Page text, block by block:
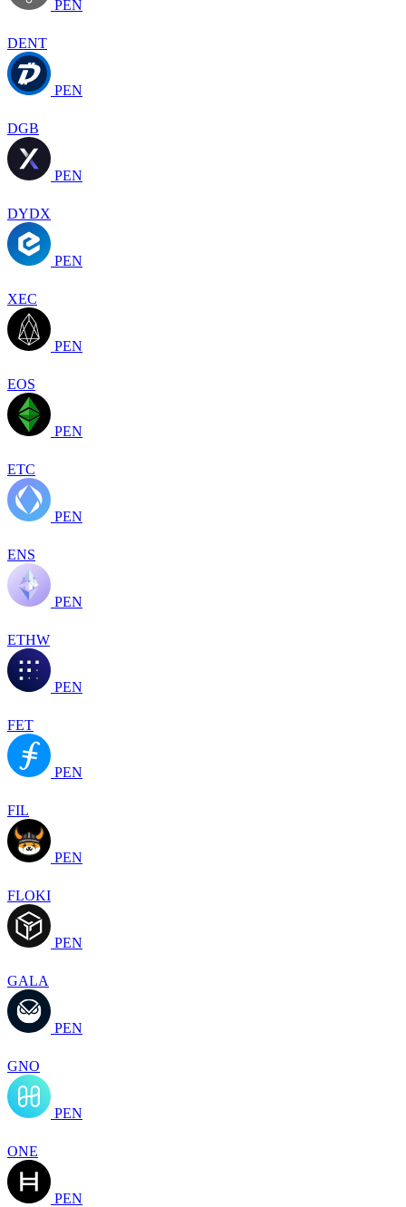
PEN
DENT
PEN
DGB
PEN
DYDX
PEN
XEC
PEN
EOS
PEN
ETC
PEN
ENS
PEN
ETHW
PEN
FET
PEN
FIL
PEN
FLOKI
PEN
GALA
PEN
GNO
PEN
ONE
PEN